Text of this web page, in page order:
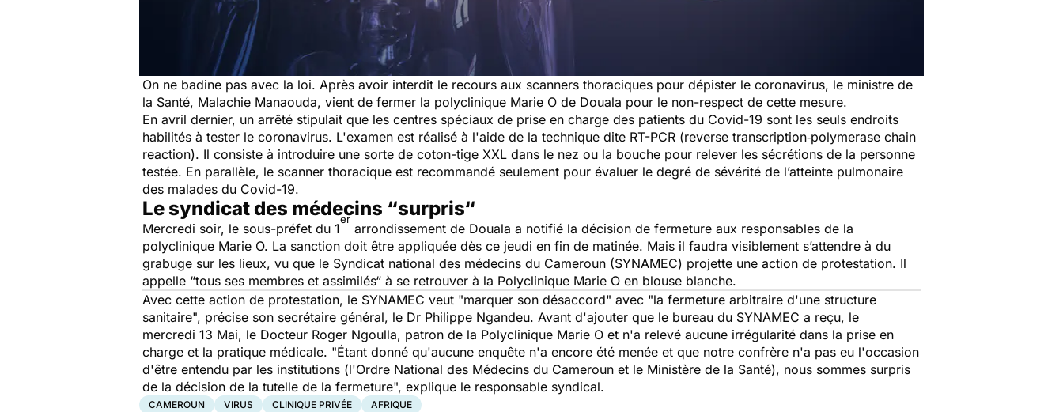
On ne badine pas avec la loi. Après avoir interdit le recours aux scanners thoraciques pour dépister le coronavirus, le ministre de
la Santé, Malachie Manaouda, vient de fermer la polyclinique Marie O de Douala pour le non-respect de cette mesure.
En avril dernier, un arrêté stipulait que les centres spéciaux de prise en charge des patients du Covid-19 sont les seuls endroits
habilités à tester le coronavirus. L'examen est réalisé à l'aide de la technique dite RT-PCR (reverse transcription‐polymerase chain
reaction). Il consiste à introduire une sorte de coton-tige XXL dans le nez ou la bouche pour relever les sécrétions de la personne
testée. En parallèle, le scanner thoracique est recommandé seulement pour évaluer le degré de sévérité de l’atteinte pulmonaire
des malades du Covid-19.
Le syndicat des médecins “surpris“
Mercredi soir, le sous-préfet du 1
er
arrondissement de Douala a notifié la décision de fermeture aux responsables de la
polyclinique Marie O. La sanction doit être appliquée dès ce jeudi en fin de matinée. Mais il faudra visiblement s’attendre à du
grabuge sur les lieux, vu que le Syndicat national des médecins du Cameroun (SYNAMEC) projette une action de protestation. Il
appelle “tous ses membres et assimilés“ à se retrouver à la Polyclinique Marie O en blouse blanche.
Avec cette action de protestation, le SYNAMEC veut "marquer son désaccord" avec "la fermeture arbitraire d'une structure
sanitaire", précise son secrétaire général, le Dr Philippe Ngandeu. Avant d'ajouter que le bureau du SYNAMEC a reçu, le
mercredi 13 Mai, le Docteur Roger Ngoulla, patron de la Polyclinique Marie O et n'a relevé aucune irrégularité dans la prise en
charge et la pratique médicale. "Étant donné qu'aucune enquête n'a encore été menée et que notre confrère n'a pas eu l'occasion
d'être entendu par les institutions (l'Ordre National des Médecins du Cameroun et le Ministère de la Santé), nous sommes surpris
de la décision de la tutelle de la fermeture", explique le responsable syndical.
CAMEROUN VIRUS CLINIQUE PRIVÉE AFRIQUE